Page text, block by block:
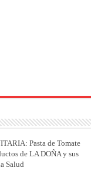
Pasta de Tomate
de LA DOÑA y sus
Salud